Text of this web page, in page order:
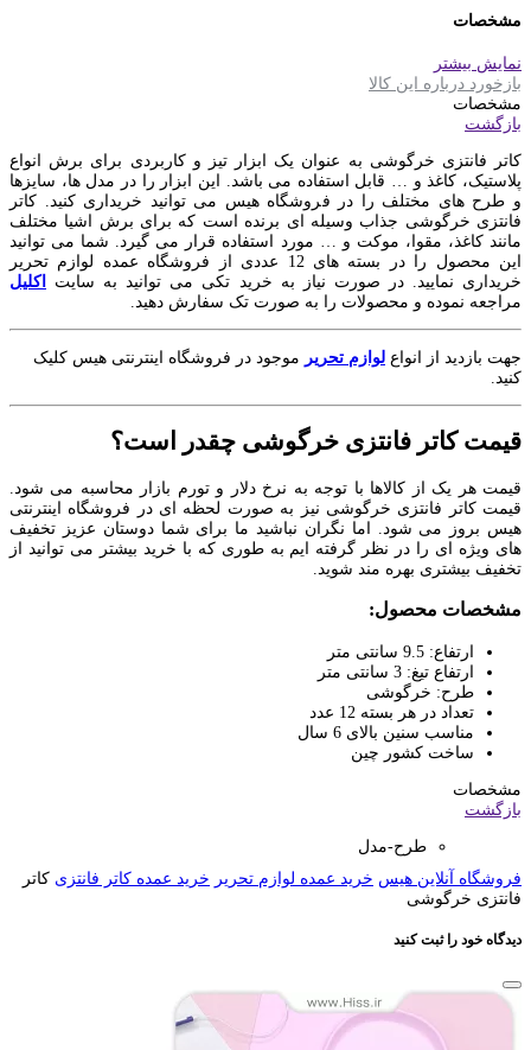
مشخصات
نمایش بیشتر
بازخورد درباره این کالا
مشخصات
بازگشت
کاتر فانتزی خرگوشی به عنوان یک ابزار تیز و کاربردی برای برش انواع
پلاستیک، کاغذ و … قابل استفاده می باشد. این ابزار را در مدل‌ ها، سایزها
و طرح های مختلف را در فروشگاه هیس می توانید خریداری کنید. کاتر
فانتزی خرگوشی جذاب وسیله‌ ای برنده است که برای برش اشیا مختلف
مانند کاغذ، مقوا، موکت و … مورد استفاده قرار می گیرد. شما می توانید
این محصول را در بسته های 12 عددی از فروشگاه عمده لوازم تحریر
خریداری نمایید. در صورت نیاز به خرید تکی می توانید به سایت
اکلیل
مراجعه نموده و محصولات را به صورت تک سفارش دهید.
جهت بازدید از انواع لوازم تحریر موجود در فروشگاه اینترنتی هیس کلیک
کنید.
قیمت کاتر فانتزی خرگوشی چقدر است؟
قیمت هر یک از کالاها با توجه به نرخ دلار و تورم بازار محاسبه می شود.
قیمت کاتر فانتزی خرگوشی نیز به صورت لحظه ای در فروشگاه اینترنتی
هیس بروز می شود. اما نگران نباشید ما برای شما دوستان عزیز تخفیف
های ویژه ای را در نظر گرفته ایم به طوری که با خرید بیشتر می توانید از
تخفیف بیشتری بهره مند شوید.
مشخصات محصول:
ارتفاع: 9.5 سانتی متر
ارتفاع تیغ: 3 سانتی متر
طرح: خرگوشی
تعداد در هر بسته 12 عدد
مناسب سنین بالای 6 سال
ساخت کشور چین
مشخصات
بازگشت
طرح-مدل
فروشگاه آنلاین هیس خرید عمده لوازم تحریر خرید عمده کاتر فانتزی کاتر
فانتزی خرگوشی
دیدگاه خود را ثبت کنید